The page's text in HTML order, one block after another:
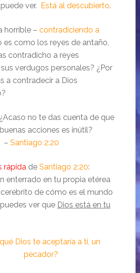
ver. Está al descubierto.
horrible – contradiciendo a
es como los reyes de antaño,
contradicho a reyes
verdugos personales? ¿Por
a contradecir a Dios
no te das cuenta de que
acciones es inútil?
– Santiago 2:20
rápida de Santiago 2:20:
enterrado en tu propia etérea
de cómo es el mundo
ver que Dios está en tu
Dios te aceptaría a ti, un
pecador?